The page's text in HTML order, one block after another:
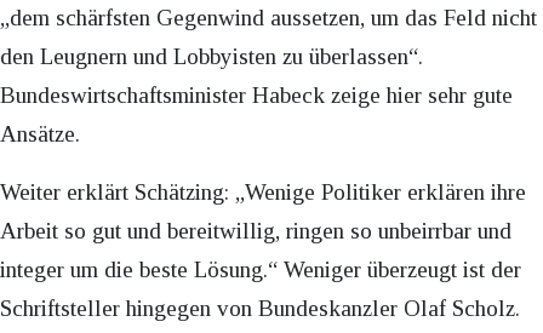
„dem schärfsten Gegenwind aussetzen, um das Feld nicht
den Leugnern und Lobbyisten zu überlassen“.
Bundeswirtschaftsminister Habeck zeige hier sehr gute
Ansätze.
Weiter erklärt Schätzing: „Wenige Politiker erklären ihre
Arbeit so gut und bereitwillig, ringen so unbeirrbar und
integer um die beste Lösung.“ Weniger überzeugt ist der
Schriftsteller hingegen von Bundeskanzler Olaf Scholz.